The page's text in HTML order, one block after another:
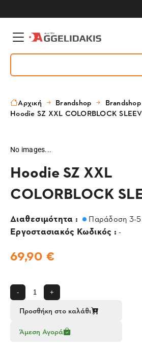
Αρχική Brandshop
Brandshop
Hoodie SZ XXL COLORBLOCK
No images...
Hoodie SZ XXL
COLORBLOCK
Διαθεσιμότητα : Παράδοση 3-5
Εργοστασιακός Κωδικός : -
69,90 €
- +
Προσθήκη στο καλάθι
Άμεση Αγορά